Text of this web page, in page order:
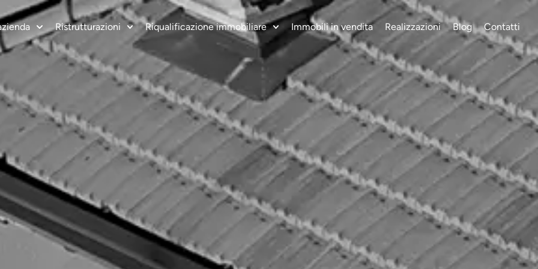
Ristrutturazioni Riqualificazione immobiliare Immobili in vendita Realizzazioni Blog Contatti